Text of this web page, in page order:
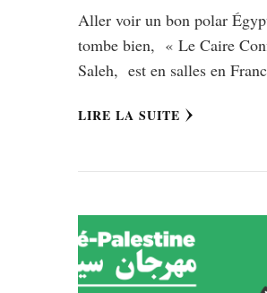
Aller voir un bon polar
tombe bien, « Le Caire
Saleh, est en salles en
LIRE LA SUITE